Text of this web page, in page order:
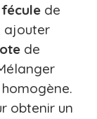
fécule de
ajouter
de
obtenir un